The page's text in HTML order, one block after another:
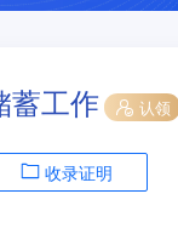
蓄工作 认领
收录证明